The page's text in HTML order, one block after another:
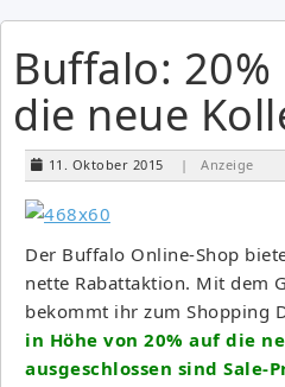
Buffalo:
die neue
11. Oktober 2015 | Anzeige
Der Buffalo Online-Shop
nette Rabattaktion. Mit dem
bekommt ihr zum Shopping
in Höhe von 20% auf die
ausgeschlossen sind Sale-